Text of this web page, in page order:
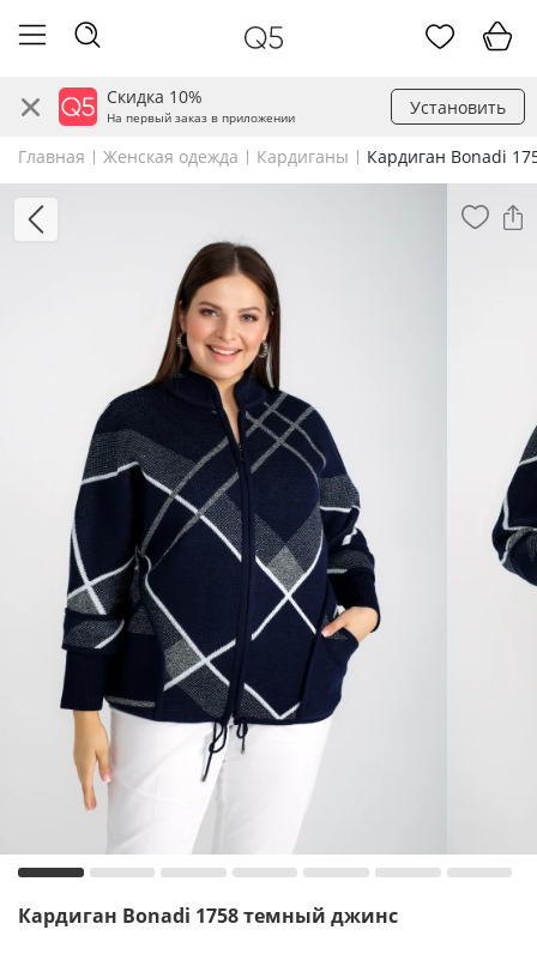
Скидка 10%
На первый заказ в приложении Установить
Главная Женская одежда Кардиганы Кардиган Bonadi
Кардиган Bonadi 1758 темный джинс